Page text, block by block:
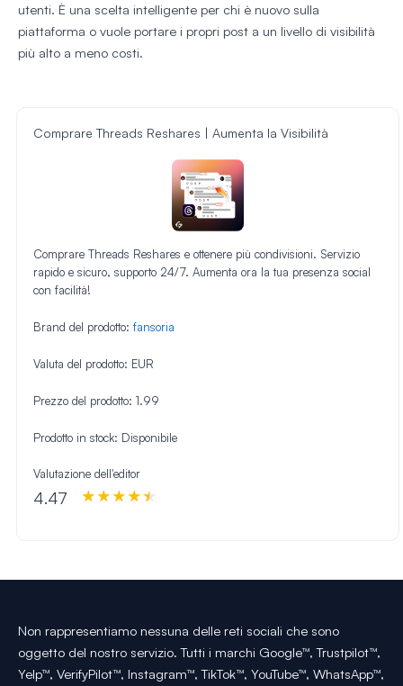
utenti. È una scelta intelligente per chi è nuovo sulla
piattaforma o vuole portare i propri post a un livello di visibilità
più alto a meno costi.
Comprare Threads Reshares | Aumenta la Visibilità
Comprare Threads Reshares e ottenere più condivisioni. Servizio
rapido e sicuro, supporto 24/7. Aumenta ora la tua presenza social
con facilità!
Brand del prodotto: fansoria
Valuta del prodotto: EUR
Prezzo del prodotto: 1.99
Prodotto in stock: Disponibile
Valutazione dell'editor
4.47
Non rappresentiamo nessuna delle reti sociali che sono
oggetto del nostro servizio. Tutti i marchi Google™, Trustpilot™,
Yelp™, VerifyPilot™, Instagram™, TikTok™, YouTube™, WhatsApp™,